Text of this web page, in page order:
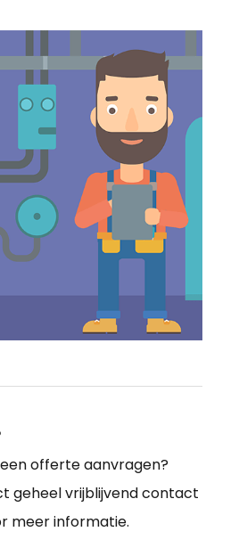
offerte aanvragen?
geheel vrijblijvend contact
meer informatie.